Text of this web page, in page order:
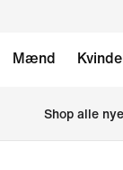
Mænd
Shop alle